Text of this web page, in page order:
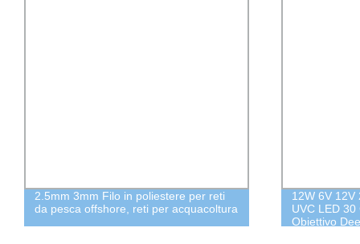
12W 6V 12V 24V Piatto 4LEDs Luce
UVC LED 30 Grado 3W 4W 24V
Certificato
disinfezione
Lampada